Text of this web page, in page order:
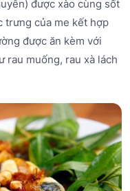
được xào cùng sốt
trưng của me kết hợp
được ăn kèm với
rau muống, rau xà lách